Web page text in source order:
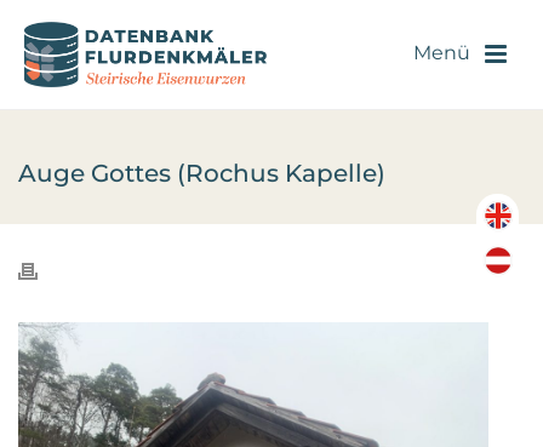
Auge Gottes (Rochus Kapelle)